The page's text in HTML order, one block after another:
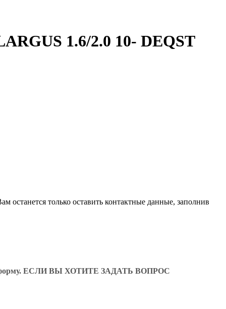
1.6/2.0 10- DEQST
останется только оставить контактные данные, заполнив
форму. ЕСЛИ ВЫ ХОТИТЕ ЗАДАТЬ ВОПРОС